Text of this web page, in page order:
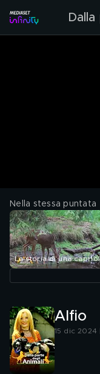
Nella stessa puntata
La storia di una
Alfio
15 dic 2024